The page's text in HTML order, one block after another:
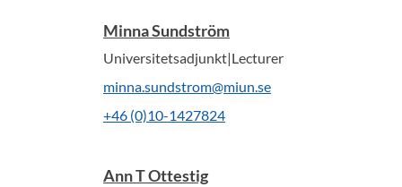
Minna Sundström
Universitetsadjunkt|Lecturer
minna.sundstrom@miun.se
+46 (0)10-1427824
Ann T Ottestig